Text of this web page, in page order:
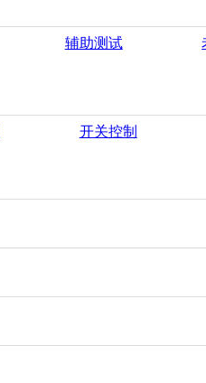
辅助测试
开关控制